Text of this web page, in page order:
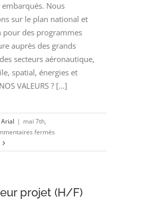
embarqués. Nous
sur le plan national et
pour des programmes
auprès des grands
secteurs aéronautique,
spatial, énergies et
VALEURS ? [...]
Arial | mai 7th,
fermés
Conception
(H/F)
projet (H/F)